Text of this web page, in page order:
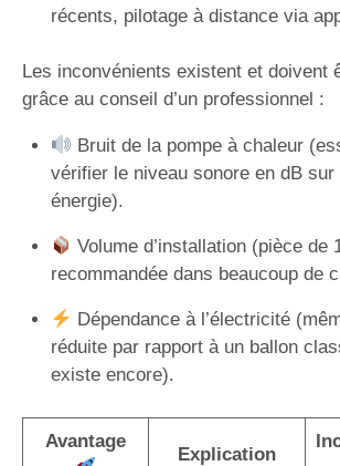
récents, pilotage à distance via
Les inconvénients existent et doivent
grâce au conseil d’un professionnel :
Bruit de la pompe à chaleur
vérifier le niveau sonore en dB sur
énergie).
Volume d’installation (pièce de
recommandée dans beaucoup de
Dépendance à l’électricité
réduite par rapport à un ballon
existe encore).
Avantage
Explication